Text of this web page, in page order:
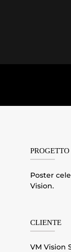
PROGETTO
Poster
Vision.
CLIENTE
VM Vision